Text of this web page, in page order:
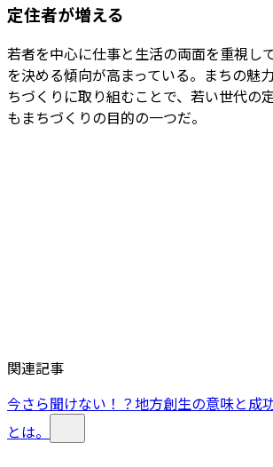
定住者が増える
若者を中心に仕事と生活の両面を重視し
を決める傾向が高まっている。まちの魅
ちづくりに取り組むことで、若い世代の
もまちづくりの目的の一つだ。
関連記事
今さら聞けない！？地方創生の意味と成
とは。